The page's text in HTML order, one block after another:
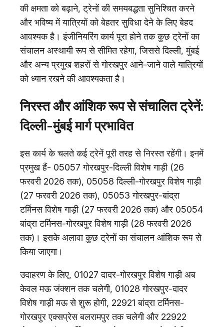
की क्षमता को बढ़ाने, ट्रेनों की समयबद्धता सुनिश्चित करने
और भविष्य में यात्रियों को बेहतर सुविधा देने के लिए बेहद
आवश्यक है। इंजीनियरिंग कार्य पूरा होने तक कुछ ट्रेनों का
संचालन अस्थायी रूप से सीमित रहेगा, जिससे दिल्ली, मुंबई
और अन्य प्रमुख शहरों से गोरखपुर आने-जाने वाले यात्रियों
को ध्यान रखने की आवश्यकता है।
निरस्त और आंशिक रूप से संचालित ट्रेनें:
दिल्ली-मुंबई मार्ग प्रभावित
इस कार्य के चलते कई ट्रेनें पूरी तरह से निरस्त रहेंगी। इनमें
प्रमुख हैं- 05057 गोरखपुर-दिल्ली विशेष गाड़ी (26
फरवरी 2026 तक), 05058 दिल्ली-गोरखपुर विशेष गाड़ी
(27 फरवरी 2026 तक), 05053 गोरखपुर-बांद्रा
टर्मिनस विशेष गाड़ी (27 फरवरी 2026 तक) और 05054
बांद्रा टर्मिनस-गोरखपुर विशेष गाड़ी (28 फरवरी 2026
तक)। इसके अलावा कुछ ट्रेनों का संचालन आंशिक रूप से
किया जाएगा।
उदाहरण के लिए, 01027 दादर-गोरखपुर विशेष गाड़ी अब
केवल मऊ जंक्शन तक चलेगी, 01028 गोरखपुर-दादर
विशेष गाड़ी मऊ से शुरू होगी, 22921 बांद्रा टर्मिनस-
गोरखपुर एक्सप्रेस बलरामपुर तक चलेगी और 22922